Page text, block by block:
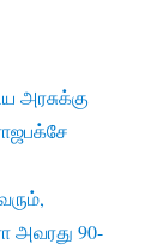
அரசுக்கு
அவரது 90-